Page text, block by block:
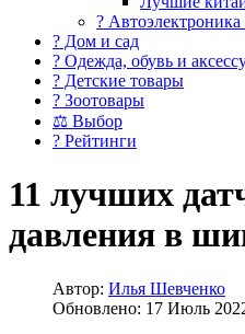
?
? Дом и сад
? Одежда, обувь и
? Детские товары
? Зоотовары
⚖ Выбор
? Рейтинги
11 лучших
давления в
Автор: Илья Шевченко
Обновлено: 17 Июль